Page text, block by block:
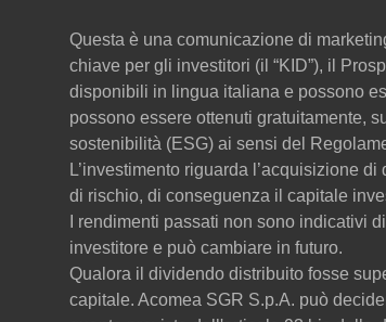
Questa è una comunicazione di
chiave per gli investitori (il “KID”), il
disponibili in lingua italiana e possono
possono essere ottenuti gratuitamente,
sostenibilità (ESG) ai sensi del
L’investimento riguarda l’acquisizione
di rischio, di conseguenza il capitale
I rendimenti passati non sono indicativi
investitore e può cambiare in futuro.
Qualora il dividendo distribuito fosse
capitale. Acomea SGR S.p.A. può